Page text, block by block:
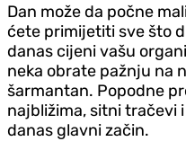
Dan može da počne
ćete primijetiti sve što
danas cijeni vašu
neka obrate pažnju na
šarmantan. Popodne
najbližima, sitni tračevi
danas glavni začin.